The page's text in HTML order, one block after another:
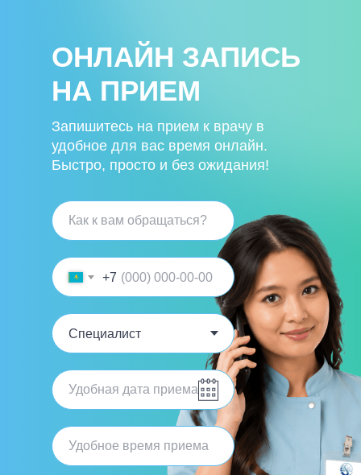
ОНЛАЙН ЗАПИСЬ
НА ПРИЕМ
Запишитесь на прием к врачу в
удобное для вас время онлайн.
Быстро, просто и без ожидания!
+7